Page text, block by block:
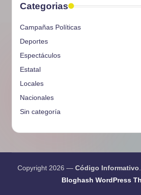
Categorias
Campañas Políticas
Deportes
Espectáculos
Estatal
Locales
Nacionales
Sin categoría
Copyright 2026 — Código Informativo
Bloghash WordPress